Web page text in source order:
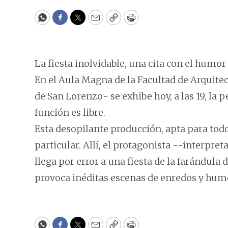
WhatsApp
Facebook
Twitter
EmailCopyPrint
La fiesta inolvidable, una cita con el humor
En el Aula Magna de la Facultad de
de San Lorenzo- se exhibe hoy, a las 19, la
función es libre.
Esta desopilante producción, apta para
particular. Allí, el protagonista --
llega por error a una fiesta de la farándula
provoca inéditas escenas de enredos y